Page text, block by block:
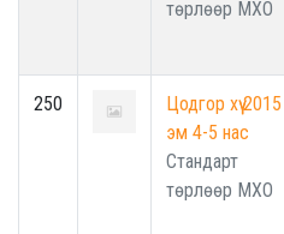
төрлөөр МХО
250
Цодгор хүү 2015
эм 4-5 нас
Стандарт
төрлөөр МХО